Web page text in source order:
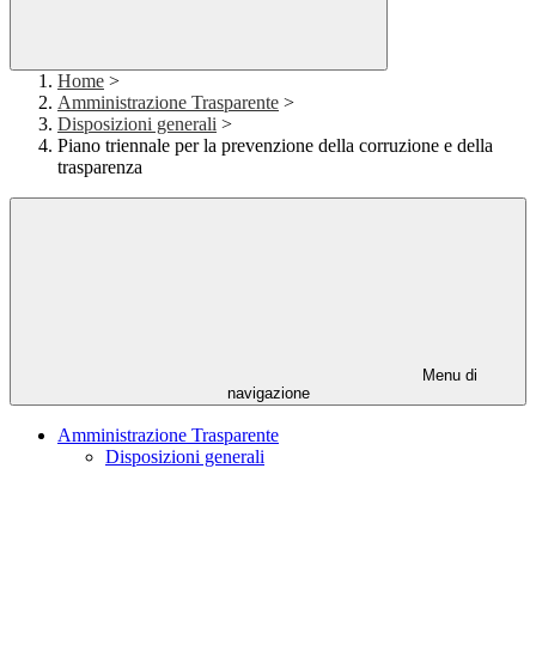
Home >
Amministrazione Trasparente >
Disposizioni generali >
Piano triennale per la prevenzione della corruzione e della
trasparenza
Menu di
navigazione
Amministrazione Trasparente
Disposizioni generali